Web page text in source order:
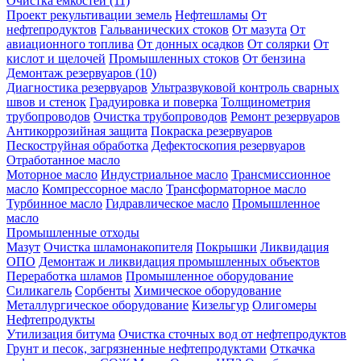
Проект рекультивации земель Нефтешламы От
нефтепродуктов Гальванических стоков От мазута От
авиационного топлива От донных осадков От солярки От
кислот и щелочей Промышленных стоков От бензина
Демонтаж резервуаров (10)
Диагностика резервуаров Ультразвуковой контроль сварных
швов и стенок Градуировка и поверка Толщинометрия
трубопроводов Очистка трубопроводов Ремонт резервуаров
Антикоррозийная защита Покраска резервуаров
Пескоструйная обработка Дефектоскопия резервуаров
Отработанное масло
Моторное масло Индустриальное масло Трансмиссионное
масло Компрессорное масло Трансформаторное масло
Турбинное масло Гидравлическое масло Промышленное
масло
Промышленные отходы
Мазут Очистка шламонакопителя Покрышки Ликвидация
ОПО Демонтаж и ликвидация промышленных объектов
Переработка шламов Промышленное оборудование
Силикагель Сорбенты Химическое оборудование
Металлургическое оборудование Кизельгур Олигомеры
Нефтепродукты
Утилизация битума Очистка сточных вод от нефтепродуктов
Грунт и песок, загрязненные нефтепродуктами Откачка